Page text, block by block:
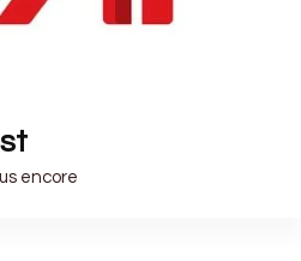
encore